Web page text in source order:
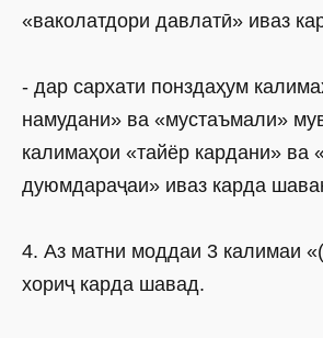
«ваколатдори давлатӣ» иваз
- дар сархати понздаҳум
намудани» ва «мустаъмали»
калимаҳои «тайёр кардани» ва
дуюмдараҷаи» иваз карда
4. Аз матни моддаи 3 калимаи
хориҷ карда шавад.